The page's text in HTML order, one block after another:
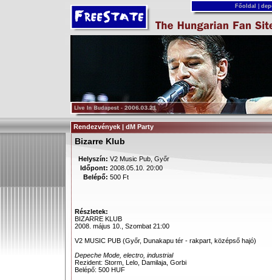
Főoldal
Rendezvények | dM Party
Bizarre Klub
Helyszín: V2 Music Pub, Győr
Időpont: 2008.05.10. 20:00
Belépő: 500 Ft
Részletek:
BIZARRE KLUB
2008. május 10., Szombat 21:00
V2 MUSIC PUB (Győr, Dunakapu tér - rakpart, középső hajó)
Depeche Mode, electro, industrial
Rezident: Storm, Lelo, Damilaja, Gorbi
Belépő: 500 HUF